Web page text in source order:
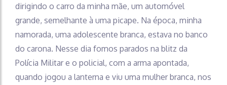
dirigindo o carro da minha mãe, um automóvel
grande, semelhante à uma picape. Na época, minha
namorada, uma adolescente branca, estava no banco
do carona. Nesse dia fomos parados na blitz da
Polícia Militar e o policial, com a arma apontada,
quando jogou a lanterna e viu uma mulher branca, nos